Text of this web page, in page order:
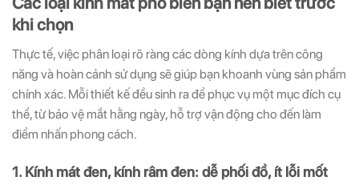
khi chọn
Thực tế, việc phân loại rõ ràng các dòng kính dựa trên công
năng và hoàn cảnh sử dụng sẽ giúp bạn khoanh vùng sản phẩm
chính xác. Mỗi thiết kế đều sinh ra để phục vụ một mục đích cụ
thể, từ bảo vệ mắt hằng ngày, hỗ trợ vận động cho đến làm
điểm nhấn phong cách.
1. Kính mát đen, kính râm đen: dễ phối đồ, ít lỗi mốt